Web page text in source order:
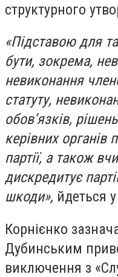
структурного
«Підставою для
бути, зокрема,
невиконання
статуту,
обов’язків,
керівних органів
партії, а також
дискредитує
шкоди», йдеться
Корнієнко
Дубинським
виключення з